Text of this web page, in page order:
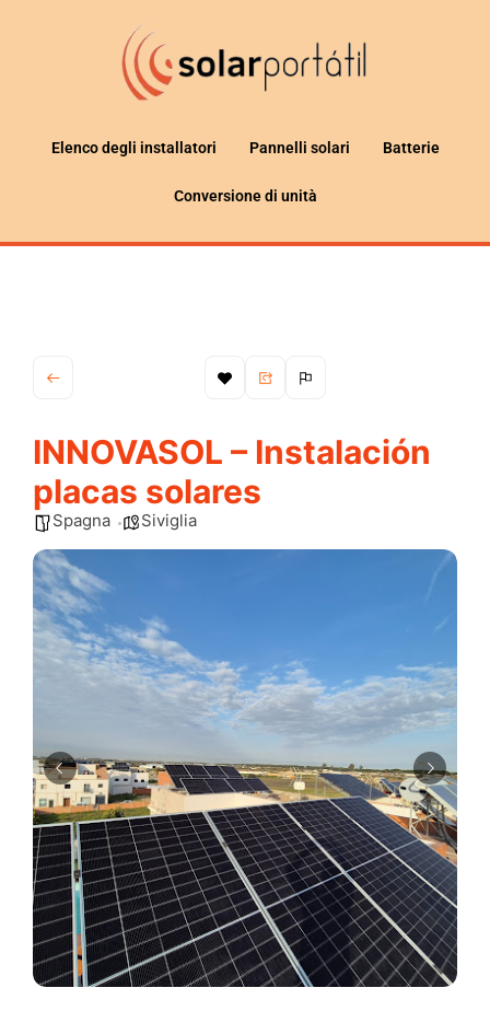
Elenco degli installatori Pannelli solari Batterie
Conversione di unità
INNOVASOL – Instalación
placas solares
Spagna Siviglia